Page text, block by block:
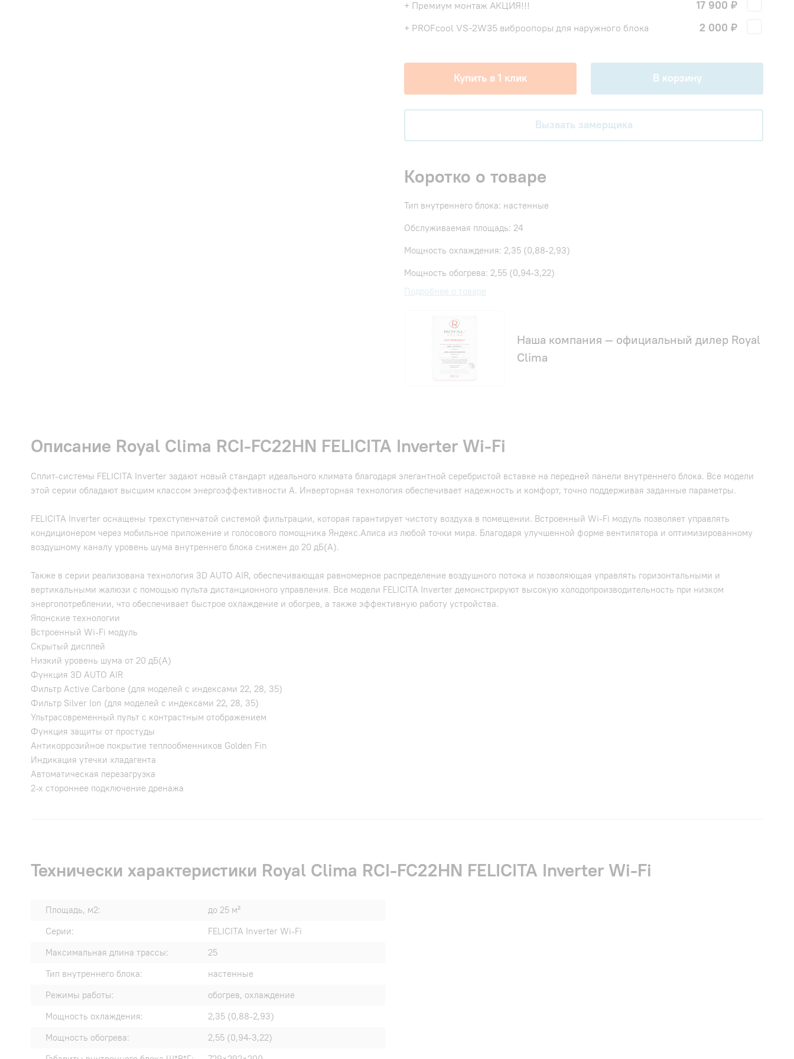
+ Премиум монтаж АКЦИЯ!!! 17 900 ₽
+ PROFcool VS-2W35 виброопоры для наружного блока 2 000 ₽
Купить в 1 клик В корзину
Вызвать замерщика
Коротко о товаре
Тип внутреннего блока: настенные
Обслуживаемая площадь: 24
Мощность охлаждения: 2,35 (0,88-2,93)
Мощность обогрева: 2,55 (0,94-3,22)
Подробнее о товаре
Наша компания — официальный дилер Royal
Clima
Описание Royal Clima RCI-FC22HN FELICITA Inverter Wi-Fi
Сплит-системы FELICITA Inverter задают новый стандарт идеального климата благодаря элегантной серебристой вставке на передней панели внутреннего блока. Все модели
этой серии обладают высшим классом энергоэффективности А. Инверторная технология обеспечивает надежность и комфорт, точно поддерживая заданные параметры.
FELICITA Inverter оснащены трехступенчатой системой фильтрации, которая гарантирует чистоту воздуха в помещении. Встроенный Wi-Fi модуль позволяет управлять
кондиционером через мобильное приложение и голосового помощника Яндекс.Алиса из любой точки мира. Благодаря улучшенной форме вентилятора и оптимизированному
воздушному каналу уровень шума внутреннего блока снижен до 20 дБ(А).
Также в серии реализована технология 3D AUTO AIR, обеспечивающая равномерное распределение воздушного потока и позволяющая управлять горизонтальными и
вертикальными жалюзи с помощью пульта дистанционного управления. Все модели FELICITA Inverter демонстрируют высокую холодопроизводительность при низком
энергопотреблении, что обеспечивает быстрое охлаждение и обогрев, а также эффективную работу устройства.
Японские технологии
Встроенный Wi-Fi модуль
Скрытый дисплей
Низкий уровень шума от 20 дБ(А)
Функция 3D AUTO AIR
Фильтр Active Carbone (для моделей с индексами 22, 28, 35)
Фильтр Silver Ion (для моделей с индексами 22, 28, 35)
Ультрасовременный пульт с контрастным отображением
Функция защиты от простуды
Антикоррозийное покрытие теплообменников Golden Fin
Индикация утечки хладагента
Автоматическая перезагрузка
2-х стороннее подключение дренажа
Технически характеристики Royal Clima RCI-FC22HN FELICITA Inverter Wi-Fi
Площадь, м2:
до 25 м²
Серии:
FELICITA Inverter Wi-Fi
Максимальная длина трассы:
25
Тип внутреннего блока:
настенные
Режимы работы:
обогрев, охлаждение
Мощность охлаждения:
2,35 (0,88-2,93)
Мощность обогрева:
2,55 (0,94-3,22)